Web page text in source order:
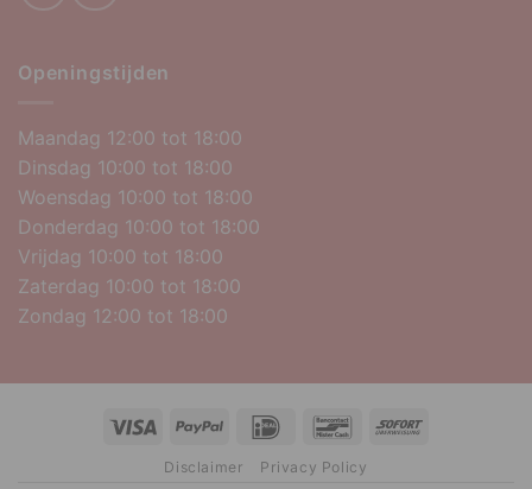
Openingstijden
Maandag 12:00 tot 18:00
Dinsdag 10:00 tot 18:00
Woensdag 10:00 tot 18:00
Donderdag 10:00 tot 18:00
Vrijdag 10:00 tot 18:00
Zaterdag 10:00 tot 18:00
Zondag 12:00 tot 18:00
Visa PayPal IDeal BancontactSofort
Disclaimer Privacy Policy